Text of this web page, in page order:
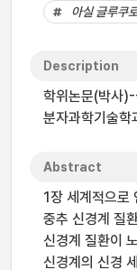
아실 글루쿠
Description
학위논문(박사
분자과학기술
Abstract
1장 세계적으로
중추 신경계 질
신경계 질환이
신경계의 신경